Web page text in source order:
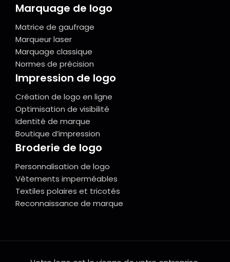
Marquage de logo
Matrice de gaufrage
Marqueur laser
Marquage classique
Normes de précision
Impression de logo
Création de logo en ligne
Optimisation de visibilité
Identité de marque
Boutique d’impression
Broderie de logo
Personnalisation de logo
Vêtements imperméables
Textiles polaires et tricotés
Reconnaissance de marque